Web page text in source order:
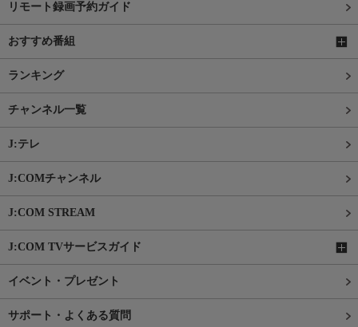
リモート録画予約ガイド
おすすめ番組
ランキング
チャンネル一覧
J:テレ
J:COMチャンネル
J:COM STREAM
J:COM TVサービスガイド
イベント・プレゼント
サポート・よくある質問